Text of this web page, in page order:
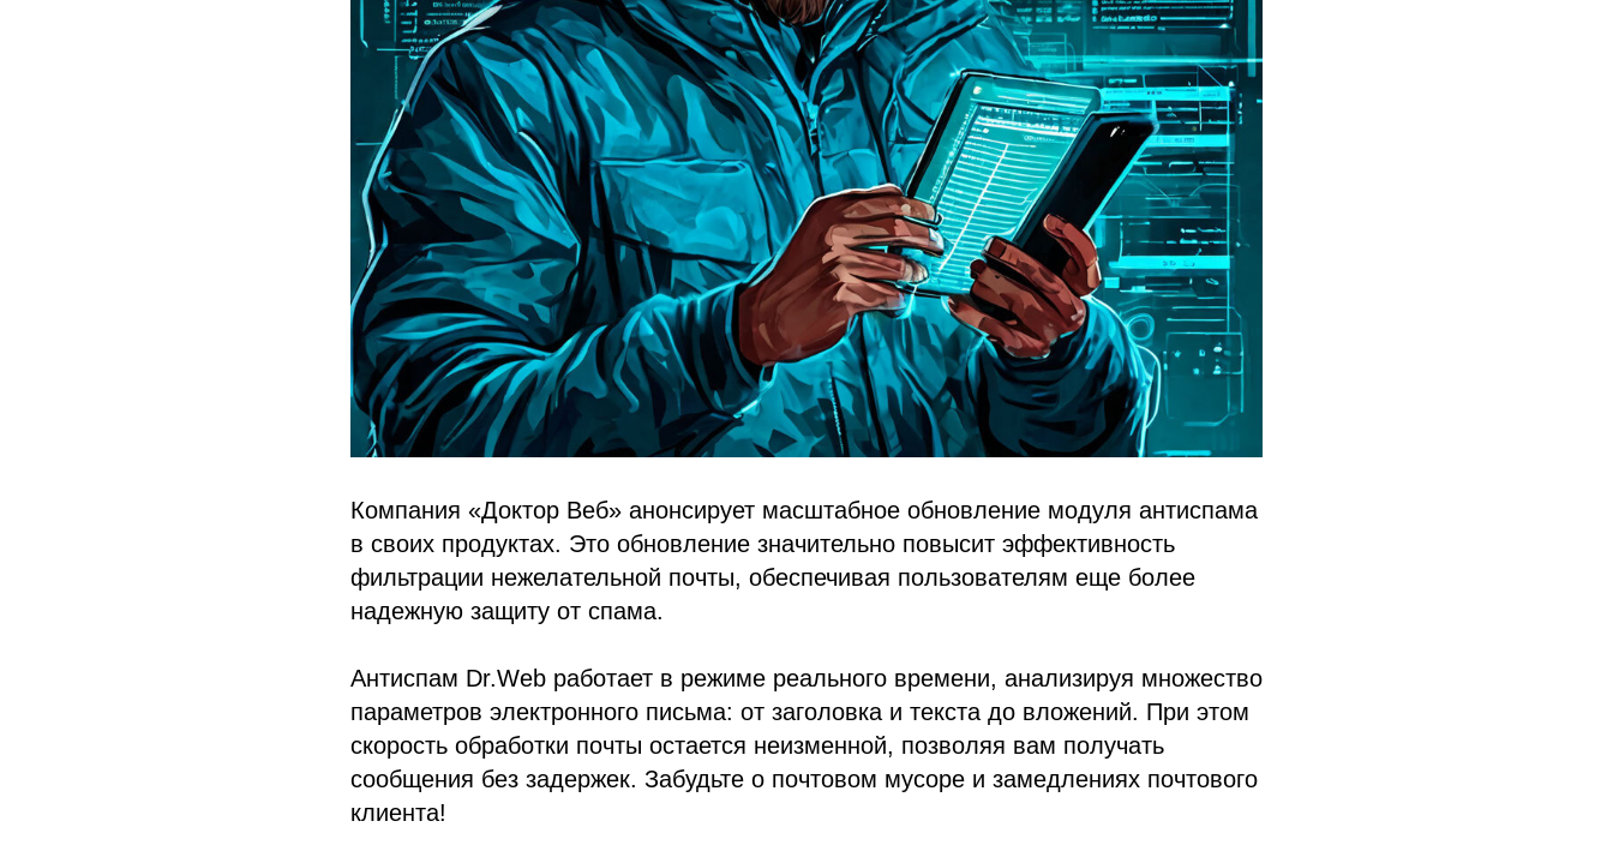
Компания «Доктор Веб» анонсирует масштабное обновление модуля антиспама
в своих продуктах. Это обновление значительно повысит эффективность
фильтрации нежелательной почты, обеспечивая пользователям еще более
надежную защиту от спама.
Антиспам Dr.Web работает в режиме реального времени, анализируя множество
параметров электронного письма: от заголовка и текста до вложений. При этом
скорость обработки почты остается неизменной, позволяя вам получать
сообщения без задержек. Забудьте о почтовом мусоре и замедлениях почтового
клиента!